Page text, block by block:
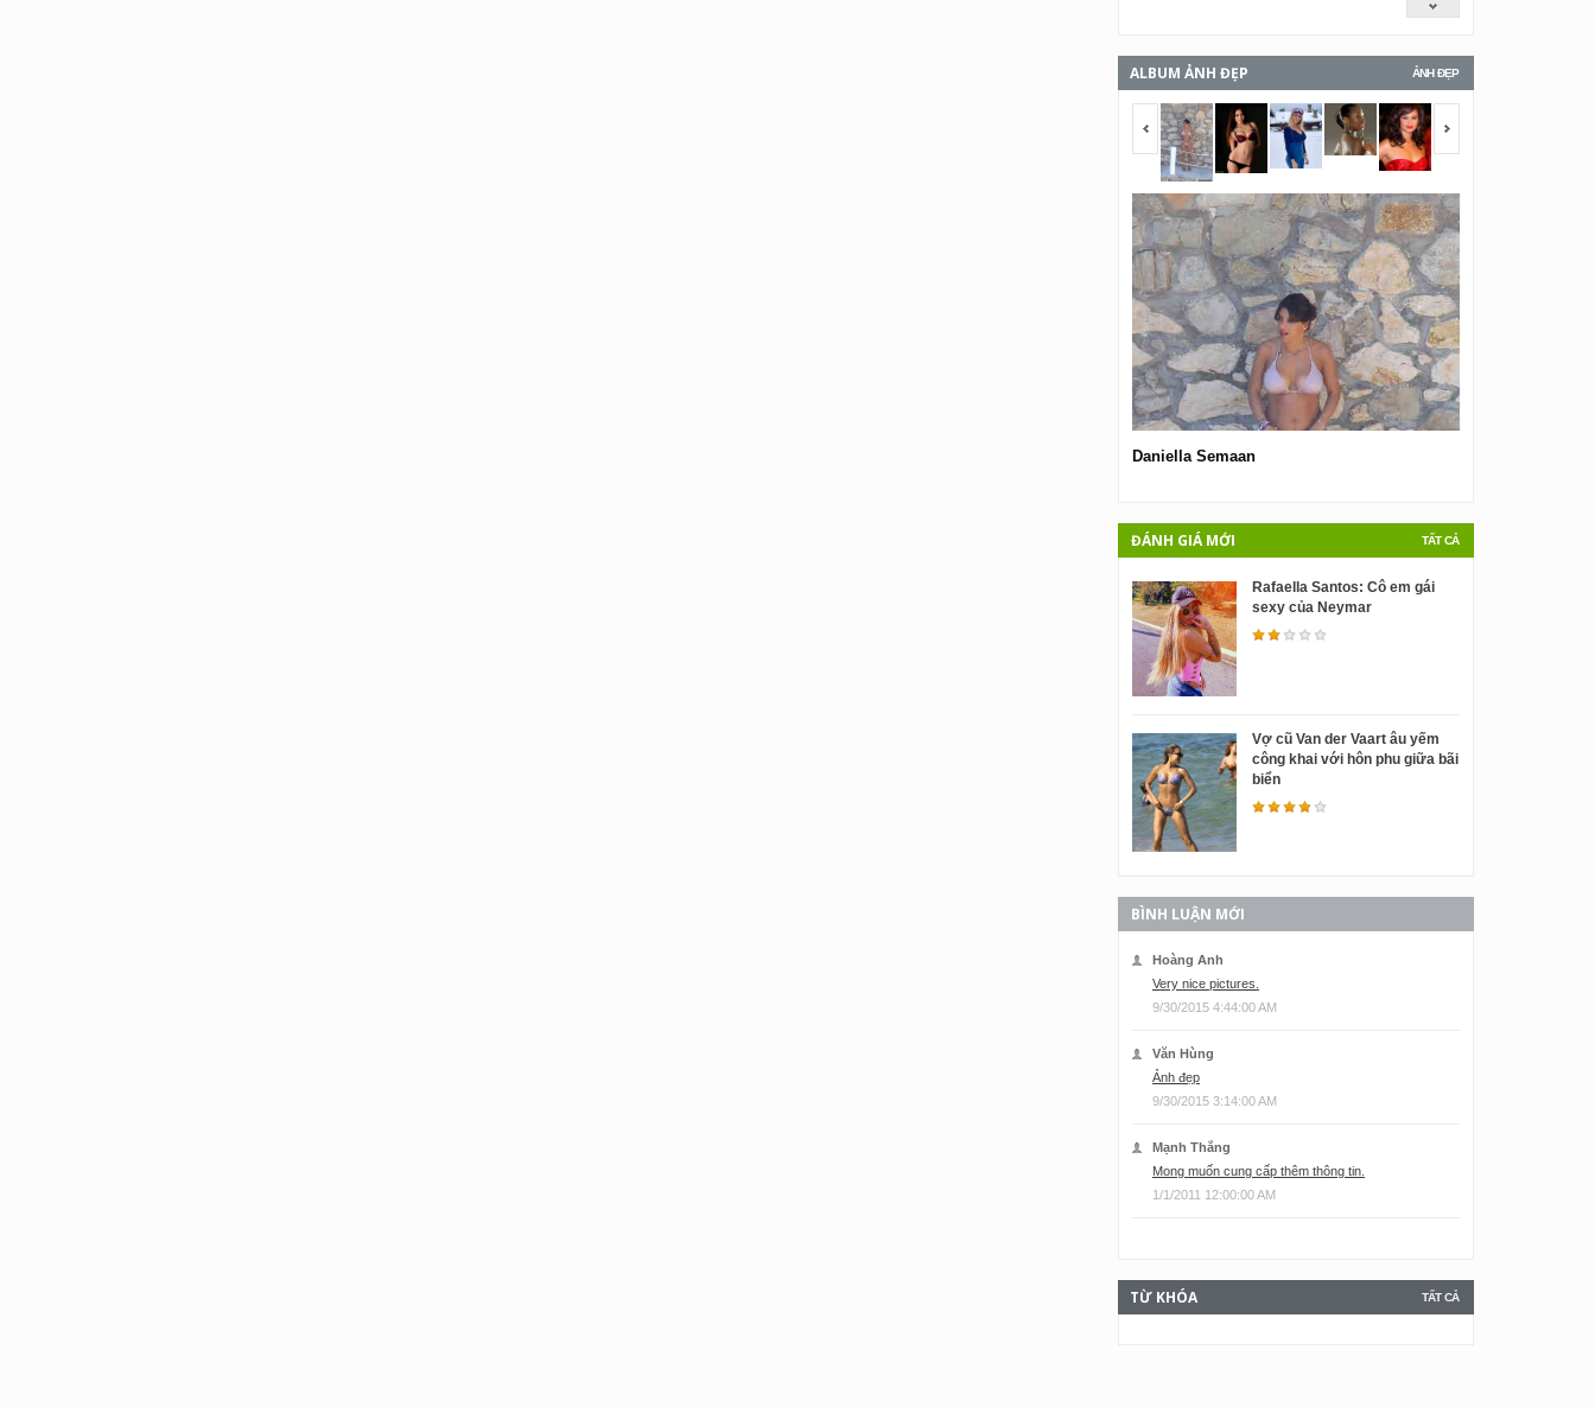
ẢNH ĐẸP
ALBUM ẢNH ĐẸP
<span></span>
Daniella Semaan
TẤT CẢ
ĐÁNH GIÁ MỚI
Rafaella Santos: Cô em gái
sexy của Neymar
Vợ cũ Van der Vaart âu yếm
công khai với hôn phu giữa bãi
biển
BÌNH LUẬN MỚI
Hoàng Anh
Very nice pictures.
9/30/2015 4:44:00 AM
Văn Hùng
Ảnh đẹp
9/30/2015 3:14:00 AM
Mạnh Thắng
Mong muốn cung cấp thêm thông tin.
1/1/2011 12:00:00 AM
TẤT CẢ
TỪ KHÓA